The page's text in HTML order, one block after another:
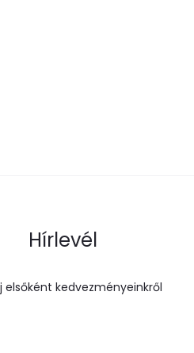
Hírlevél
elsőként kedvezményeinkről